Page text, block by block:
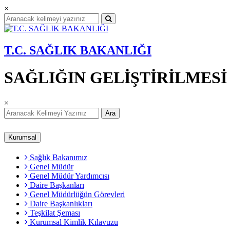
×
T.C. SAĞLIK BAKANLIĞI
SAĞLIĞIN
×
Ara
Kurumsal
Sağlık Bakanımız
Genel Müdür
Genel Müdür Yardımcısı
Daire Başkanları
Genel Müdürlüğün Görevleri
Daire Başkanlıkları
Teşkilat Şeması
Kurumsal Kimlik Kılavuzu